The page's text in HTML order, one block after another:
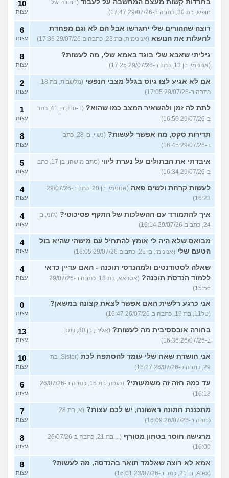
בחרדות קשות מעצם המחשבה על לעבוד (בחורה של
חופש, בת 30, כתבה ב-29/07/26 17:47)
10
עצות
רוצה שההורים שלי יתגרשו אבל הם לא וגם מפחדת
להעלות את הנושא (אנונימית, בת 23, כתבה ב-29/07/26 17:36)
6
עצות
גיליתי שאבא שלי בוגד באמא שלי, מה לעשות?
(אנונימי, בן 13, כתב ב-29/07/26 17:25)
8
עצות
אם לא אגיע לצו גיוס בגלל מצבי הנפשי
(מלשבית, בת 18,
כתבה ב-29/07/26 17:05)
2
עצות
לתת לה זמן ולהשאיר המצב כמו שהוא?
(Flo-T, בן 41, כתב
ב-29/07/26 16:56)
1
עצות
תדירות סקס, מה אפשר לעשות?
(נשוי, בן 28, כתב
ב-29/07/26 16:45)
8
עצות
איבדתי את הבתולים על נערת ליווי
(סתם מישהו, בן 17, כתב
ב-29/07/26 16:34)
5
עצות
לעשות קרחת ולשים פאה
(אנונימי, בן 20, כתב ב-29/07/26
16:23)
4
עצות
איך להתמודד עם ההשלכות של התקף פסיכוטי? (ג'וני, בן
24, כתב ב-29/07/26 16:14)
4
עצות
מבואס שלא היה לי אומץ להתחיל עם מישהי שהיא בול
הטעם שלי (אנונימי, בן 25, כתב ב-29/07/26 16:05)
4
עצות
שאלה לסטודנטים ולמהנדסי תוכנה - האם עדיין כדאי
ללמוד הנדסת תוכנה?
(אסראא, בת 18, כתבה ב-29/07/26
15:56)
4
עצות
אני כרגע רלשית האם אפשר לצאת קצונה במשאן?
(טל11, בת 19, כתבה ב-26/07/26 16:47)
0
עצות
בחורה אובססיבית מה לעשות?
(אלירן, בן 30, כתב
ב-26/07/26 16:36)
13
עצות
אני חושדת שאח שלי עומד להסתפח לכת
(Sister, בת
29, כתבה ב-26/07/26 16:27)
10
עצות
עד כמה חזה זה משמעותי?
(נערה, בת 16, כתבה ב-26/07/26
16:18)
6
עצות
מתכננת חתונה ראשונה, יש לכם עצות?
(א, בת 28,
כתבה ב-26/07/26 16:09)
7
עצות
מרגישה חוסר בטחון מטורף
(.., בת 21, כתבה ב-26/07/26
16:00)
8
עצות
אמא לא רוצה שאלמד תואר בהנדסה, מה לעשות?
(Alex, בן 21, כתב ב-23/07/26 16:01)
8
עצות